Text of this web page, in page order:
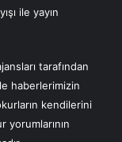
ile yayın
tarafından
haberlerimizin
kendilerini
yorumlarının